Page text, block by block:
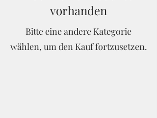
vorhanden
Bitte eine andere Kategorie
wählen, um den Kauf fortzusetzen.